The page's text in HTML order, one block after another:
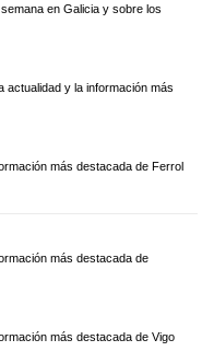
en Galicia y sobre los
actualidad y la información más
más destacada de Ferrol
más destacada de
más destacada de Vigo